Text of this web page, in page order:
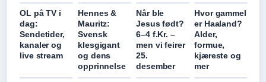
OL på TV i
dag:
Sendetider,
kanaler og
live stream
Hennes &
Mauritz:
Svensk
klesgigant
og dens
opprinnelse
Når ble
Jesus født?
6–4 f.Kr. –
men vi feirer
25.
desember
Hvor gammel
er Haaland?
Alder,
formue,
kjæreste og
mer